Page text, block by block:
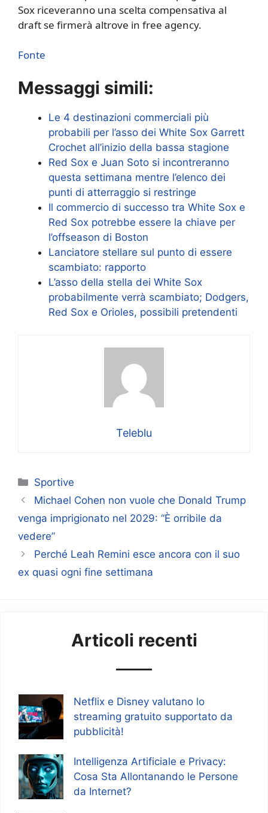
Sox riceveranno una scelta compensativa al
draft se firmerà altrove in free agency.
Fonte
Messaggi simili:
Le 4 destinazioni commerciali più
probabili per l’asso dei White Sox Garrett
Crochet all’inizio della bassa stagione
Red Sox e Juan Soto si incontreranno
questa settimana mentre l’elenco dei
punti di atterraggio si restringe
Il commercio di successo tra White Sox e
Red Sox potrebbe essere la chiave per
l’offseason di Boston
Lanciatore stellare sul punto di essere
scambiato: rapporto
L’asso della stella dei White Sox
probabilmente verrà scambiato; Dodgers,
Red Sox e Orioles, possibili pretendenti
Teleblu
Categorie
Sportive
Michael Cohen non vuole che Donald Trump
venga imprigionato nel 2029: “È orribile da
vedere”
Perché Leah Remini esce ancora con il suo
ex quasi ogni fine settimana
Articoli recenti
Netflix e Disney valutano lo
streaming gratuito supportato da
pubblicità!
Intelligenza Artificiale e Privacy:
Cosa Sta Allontanando le Persone
da Internet?